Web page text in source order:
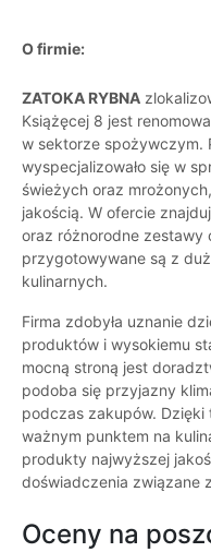
O firmie:
ZATOKA RYBNA
Książęcej 8 jest
w sektorze spożywczym.
wyspecjalizowało się w
świeżych oraz
jakością. W ofercie
oraz różnorodne zestawy
przygotowywane są z
kulinarnych.
Firma zdobyła uznanie
produktów i wysokiemu
mocną stroną jest
podoba się przyjazny
podczas zakupów. Dzięki
ważnym punktem na
produkty najwyższej
doświadczenia związane
Oceny na